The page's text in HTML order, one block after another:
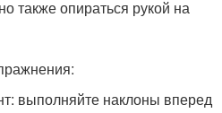
также опираться рукой на
выполняйте наклоны вперед